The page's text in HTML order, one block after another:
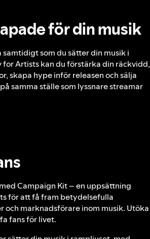
för din musik
samtidigt som du sätter din musik i
Artists kan du förstärka din räckvidd,
skapa hype inför releasen och sälja
samma ställe som lyssnare streamar
Campaign Kit – en uppsättning
för att få fram betydelsefulla
och marknadsförare inom musik. Utöka
fans för livet.